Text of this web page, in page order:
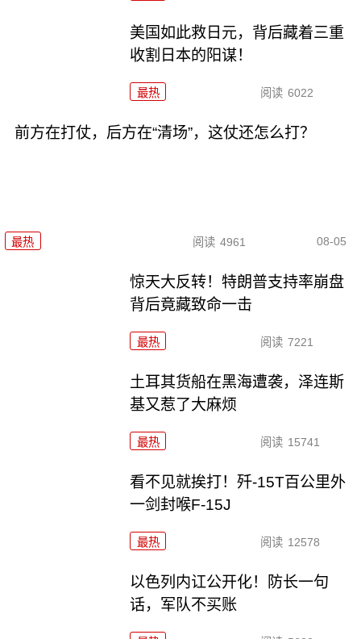
美国如此救日元，背后藏着三重
收割日本的阳谋！
最热 阅读 6022
前方在打仗，后方在“清场”，这仗还怎么打？
最热 阅读 4961 08-05
惊天大反转！特朗普支持率崩盘
背后竟藏致命一击
最热 阅读 7221
土耳其货船在黑海遭袭，泽连斯
基又惹了大麻烦
最热 阅读 15741
看不见就挨打！歼-15T百公里外
一剑封喉F-15J
最热 阅读 12578
以色列内讧公开化！防长一句
话，军队不买账